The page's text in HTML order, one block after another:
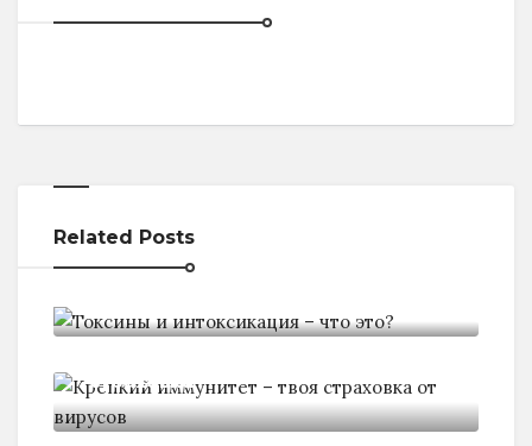
Related Posts
страховка